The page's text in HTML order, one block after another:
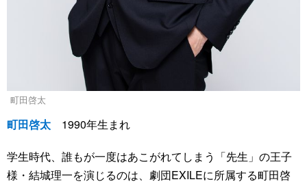
町田啓太
町田啓太 1990年生まれ
学生時代、誰もが一度はあこがれてしまう「先生」の王子
様・結城理一を演じるのは、劇団EXILEに所属する町田啓